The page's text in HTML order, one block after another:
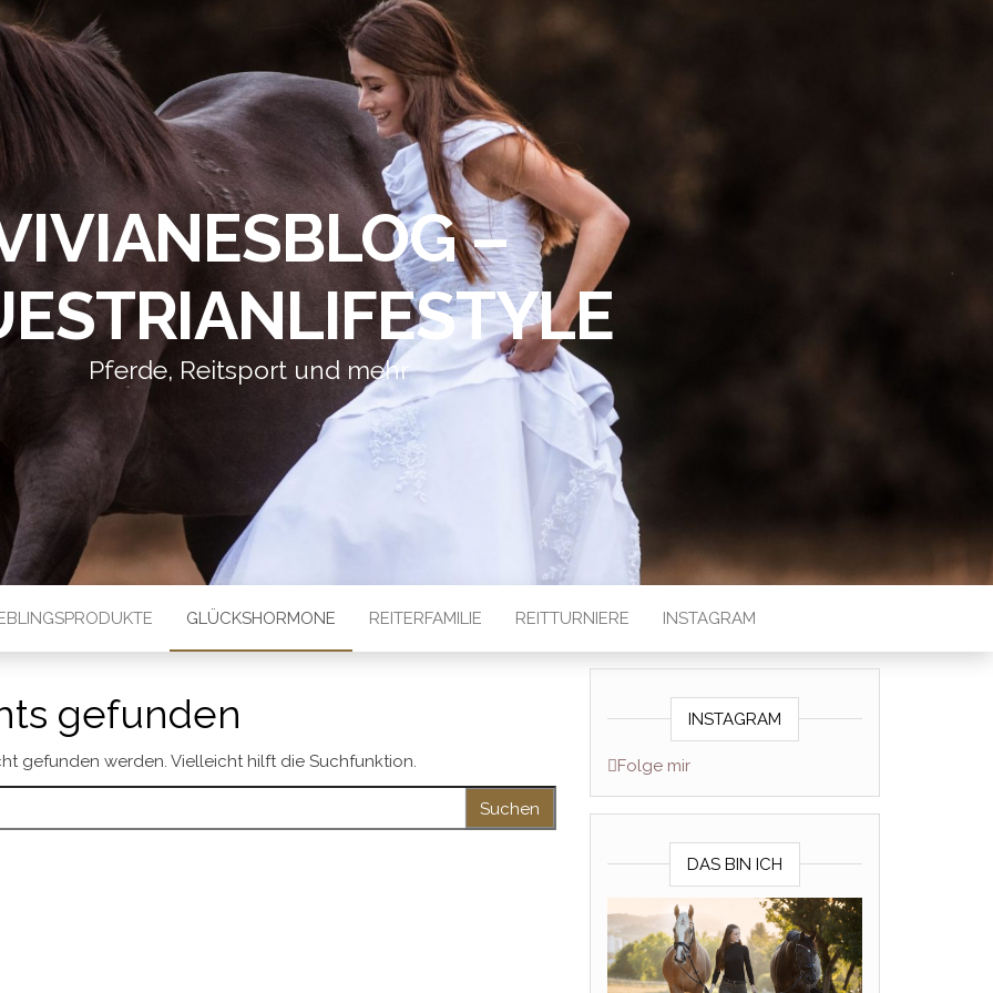
–
Pferde, Reitsport und mehr
GLÜCKSHORMONE REITERFAMILIE REITTURNIERE INSTAGRAM
gefunden
gefunden werden. Vielleicht hilft die Suchfunktion.
INSTAGRAM
Folge mir
DAS BIN ICH